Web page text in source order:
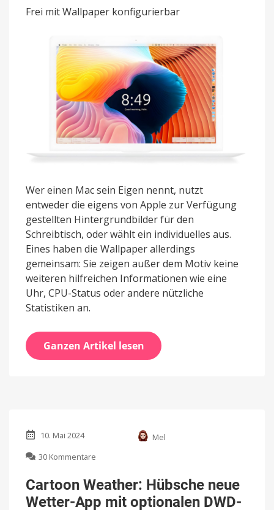
bringt
Widgets
den
Schreibtisch
Frei mit Wallpaper konfigurierbar
Wer einen Mac sein Eigen nennt, nutzt
entweder die eigens von Apple zur Verfügung
gestellten Hintergrundbilder für den
Schreibtisch, oder wählt ein individuelles aus.
Eines haben die Wallpaper allerdings
gemeinsam: Sie zeigen außer dem Motiv keine
weiteren hilfreichen Informationen wie eine
Uhr, CPU-Status oder andere nützliche
Statistiken an.
Ganzen Artikel lesen
10. Mai 2024
Mel
30 Kommentare
Weather:
Hübsche
neue
Cartoon Weather: Hübsche neue
Wetter-App mit optionalen DWD-